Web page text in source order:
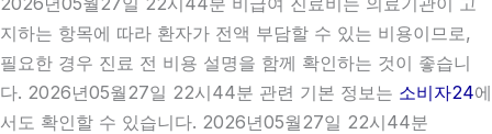
지하는 항목에 따라 환자가 전액 부담할 수 있는 비용이므로,
필요한 경우 진료 전 비용 설명을 함께 확인하는 것이 좋습니
다. 2026년05월27일 22시44분 관련 기본 정보는 소비자24에
서도 확인할 수 있습니다. 2026년05월27일 22시44분